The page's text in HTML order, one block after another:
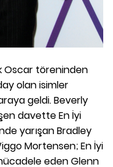
Oscar töreninden
olan isimler
geldi. Beverly
davette En İyi
yarışan Bradley
Mortensen; En İyi
eden Glenn